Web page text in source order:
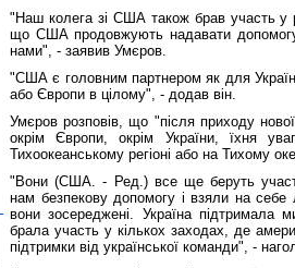
"Наш колега зі США також брав участь у
що США продовжують надавати
нами", - заявив Умєров.
"США є головним партнером як для
або Європи в цілому", - додав він.
Умєров розповів, що "після приходу
окрім Європи, окрім України, їхня
Тихоокеанському регіоні або на Тихому
"Вони (США. - Ред.) все ще беруть
нам безпекову допомогу і взяли на себе
вони зосереджені. Україна підтримала
брала участь у кількох заходах, де
підтримки від української команди", -